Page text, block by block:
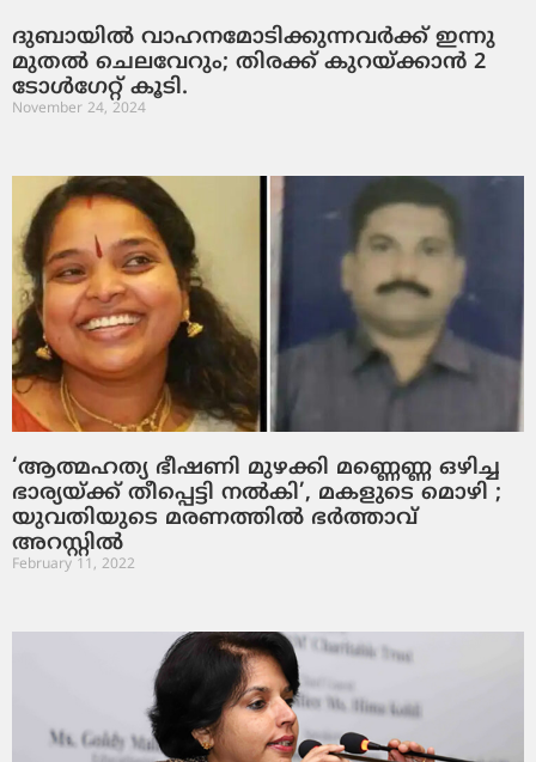
ദുബായിൽ വാഹനമോടിക്കുന്നവർക്ക് ഇന്നു
മുതൽ ചെലവേറും; തിരക്ക് കുറയ്ക്കാൻ 2
ടോൾഗേറ്റ് കൂടി.
November 24, 2024
‘ആത്മഹത്യ ഭീഷണി മുഴക്കി മണ്ണെണ്ണ ഒഴിച്ച
ഭാര്യയ്ക്ക് തീപ്പെട്ടി നല്‍കി’, മകളുടെ മൊഴി ;
യുവതിയുടെ മരണത്തില്‍ ഭര്‍ത്താവ്
അറസ്റ്റില്‍
February 11, 2022